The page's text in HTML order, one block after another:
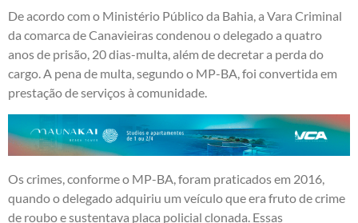
De acordo com o Ministério Público da Bahia, a Vara Criminal
da comarca de Canavieiras condenou o delegado a quatro
anos de prisão, 20 dias-multa, além de decretar a perda do
cargo. A pena de multa, segundo o MP-BA, foi convertida em
prestação de serviços à comunidade.
Os crimes, conforme o MP-BA, foram praticados em 2016,
quando o delegado adquiriu um veículo que era fruto de crime
de roubo e sustentava placa policial clonada. Essas